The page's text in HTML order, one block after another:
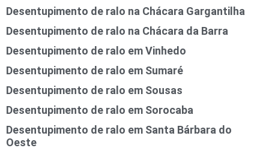
Desentupimento de ralo na Chácara Gargantilha
Desentupimento de ralo na Chácara da Barra
Desentupimento de ralo em Vinhedo
Desentupimento de ralo em Sumaré
Desentupimento de ralo em Sousas
Desentupimento de ralo em Sorocaba
Desentupimento de ralo em Santa Bárbara do
Oeste